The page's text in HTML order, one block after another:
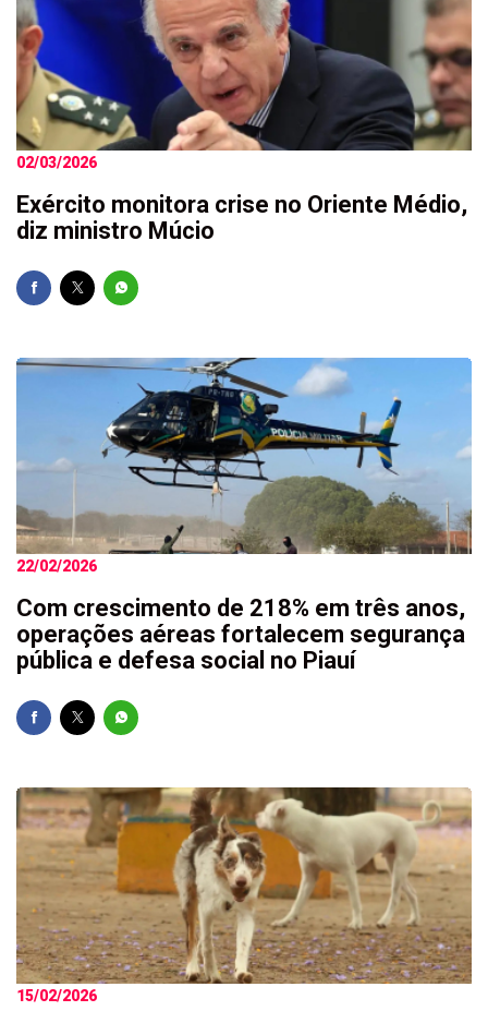
02/03/2026
Exército monitora crise no Oriente Médio,
diz ministro Múcio
22/02/2026
Com crescimento de 218% em três anos,
operações aéreas fortalecem segurança
pública e defesa social no Piauí
15/02/2026